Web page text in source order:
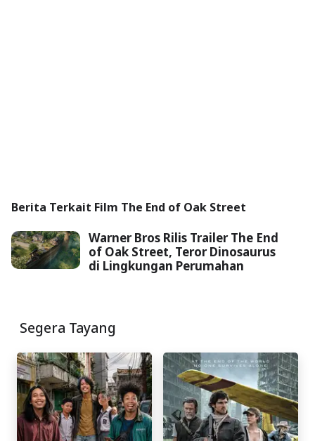
Berita Terkait Film The End of Oak Street
Warner Bros Rilis Trailer The End
of Oak Street, Teror Dinosaurus
di Lingkungan Perumahan
Segera Tayang